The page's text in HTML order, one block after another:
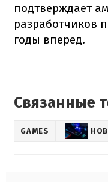
подтверждает
разработчиков
годы вперед.
Связанные
GAMES